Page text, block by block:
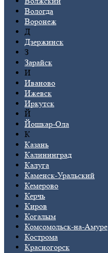
Вологда
Воронеж
Д
Дзержинск
З
Зарайск
И
Иваново
Ижевск
Иркутск
Й
Йошкар-Ола
К
Казань
Калининград
Калуга
Каменск-Уральский
Кемерово
Керчь
Киров
Когалым
Комсомольск-на-Амуре
Кострома
Красногорск